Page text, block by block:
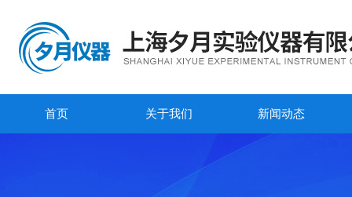
首页 关于我们 新闻动态